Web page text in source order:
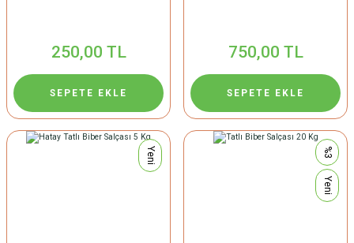
250,00 TL
SEPETE EKLE
750,00 TL
SEPETE EKLE
Yeni %3
Yeni